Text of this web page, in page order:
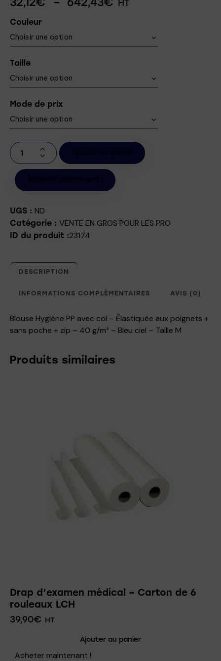
HT
Couleur
Taille
Mode de prix
Ajouter au panier
Acheter maintenant !
UGS : ND
Catégorie : VENTE EN GROS POUR LES PRO
ID du produit :23174
DESCRIPTION
INFORMATIONS COMPLÉMENTAIRES AVIS (0)
Blouse Hygiène PP avec col – Élastiquée aux poignets +
sans poche + zip – 40 g/m² – Bleu ciel – Taille M
Produits similaires
Drap d’examen médical – Carton de 6
rouleaux LCH
39,90€ HT
Ajouter au panier
Acheter maintenant !